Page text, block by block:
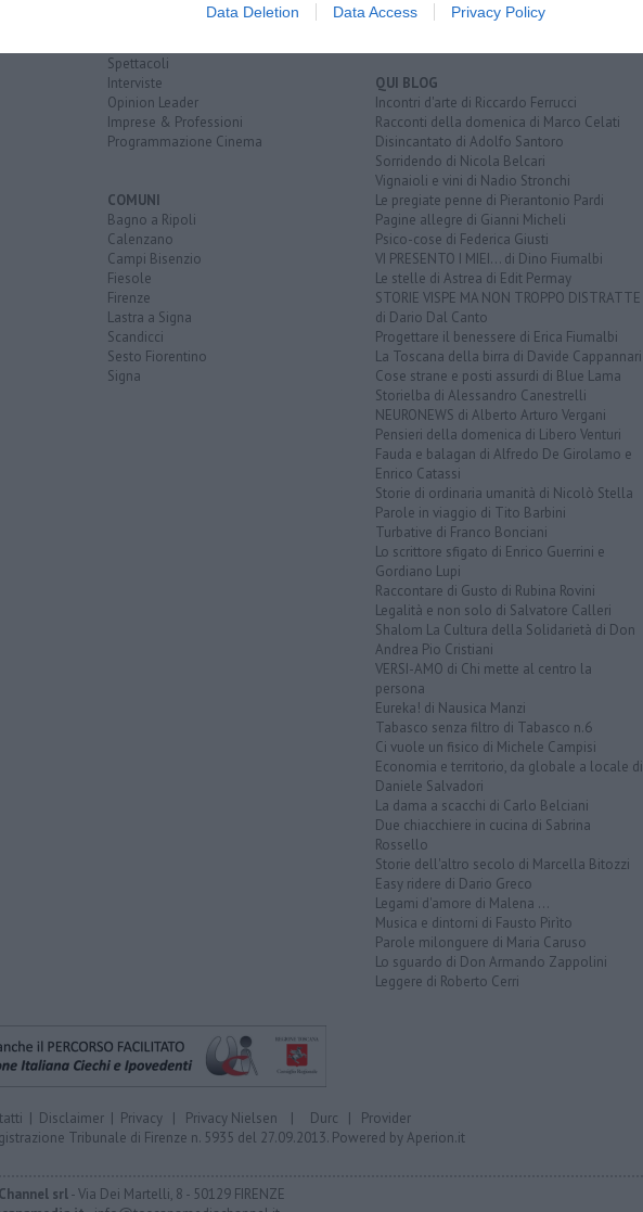
Data Deletion Data Access Privacy Policy
Spettacoli
Interviste
Opinion Leader
Imprese & Professioni
Programmazione Cinema
COMUNI
Bagno a Ripoli
Calenzano
Campi Bisenzio
Fiesole
Firenze
Lastra a Signa
Scandicci
Sesto Fiorentino
Signa
Archivio Notizie
QUI BLOG
Incontri d'arte di Riccardo Ferrucci
Racconti della domenica di Marco Celati
Disincantato di Adolfo Santoro
Sorridendo di Nicola Belcari
Vignaioli e vini di Nadio Stronchi
Le pregiate penne di Pierantonio Pardi
Pagine allegre di Gianni Micheli
Psico-cose di Federica Giusti
VI PRESENTO I MIEI... di Dino Fiumalbi
Le stelle di Astrea di Edit Permay
STORIE VISPE MA NON TROPPO DISTRATTE
di Dario Dal Canto
Progettare il benessere di Erica Fiumalbi
La Toscana della birra di Davide Cappannari
Cose strane e posti assurdi di Blue Lama
Storielba di Alessandro Canestrelli
NEURONEWS di Alberto Arturo Vergani
Pensieri della domenica di Libero Venturi
Fauda e balagan di Alfredo De Girolamo e
Enrico Catassi
Storie di ordinaria umanità di Nicolò Stella
Parole in viaggio di Tito Barbini
Turbative di Franco Bonciani
Lo scrittore sfigato di Enrico Guerrini e
Gordiano Lupi
Raccontare di Gusto di Rubina Rovini
Legalità e non solo di Salvatore Calleri
Shalom La Cultura della Solidarietà di Don
Andrea Pio Cristiani
VERSI-AMO di Chi mette al centro la
persona
Eureka! di Nausica Manzi
Tabasco senza filtro di Tabasco n.6
Ci vuole un fisico di Michele Campisi
Economia e territorio, da globale a locale di
Daniele Salvadori
La dama a scacchi di Carlo Belciani
Due chiacchiere in cucina di Sabrina
Rossello
Storie dell'altro secolo di Marcella Bitozzi
Easy ridere di Dario Greco
Legami d'amore di Malena ...
Musica e dintorni di Fausto Pirìto
Parole milonguere di Maria Caruso
Lo sguardo di Don Armando Zappolini
Leggere di Roberto Cerri
| Disclaimer | Privacy | Privacy Nielsen | Durc | Provider
Tribunale di Firenze n. 5935 del 27.09.2013. Powered byAperion.it
srl- Via Dei Martelli, 8 - 50129 FIRENZE